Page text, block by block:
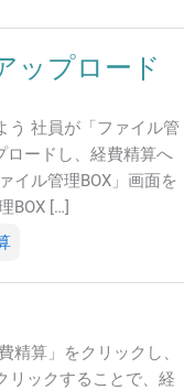
ップロード
う 社員が「ファイル管
ロードし、経費精算へ
イル管理BOX」画面を
BOX […]
精算」をクリックし、
リックすることで、経